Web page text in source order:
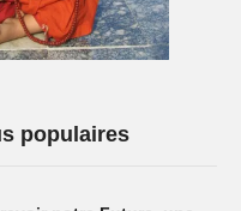
populaires